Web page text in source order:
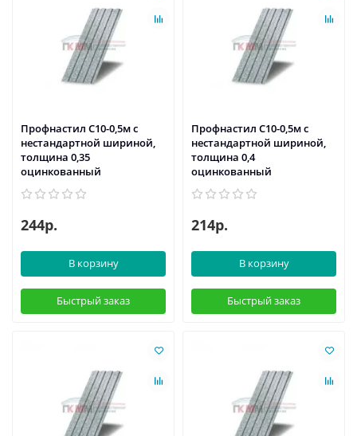
Профнастил С10-0,5м с
нестандартной шириной,
толщина 0,35
оцинкованный
244р.
В корзину
Быстрый заказ
Профнастил С10-0,5м с
нестандартной шириной,
толщина 0,4
оцинкованный
214р.
В корзину
Быстрый заказ